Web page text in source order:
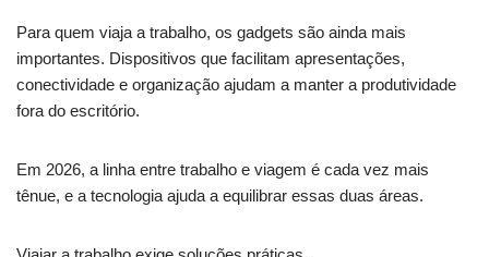
Para quem viaja a trabalho, os gadgets são ainda mais
importantes. Dispositivos que facilitam apresentações,
conectividade e organização ajudam a manter a produtividade
fora do escritório.
Em 2026, a linha entre trabalho e viagem é cada vez mais
tênue, e a tecnologia ajuda a equilibrar essas duas áreas.